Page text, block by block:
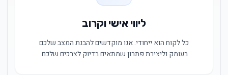
ליווי אישי וקרוב
כל לקוח הוא ייחודי. אנו מוקדשים להבנת המצב שלכם
בעומק וליצירת פתרון שמתאים בדיוק לצרכים שלכם.